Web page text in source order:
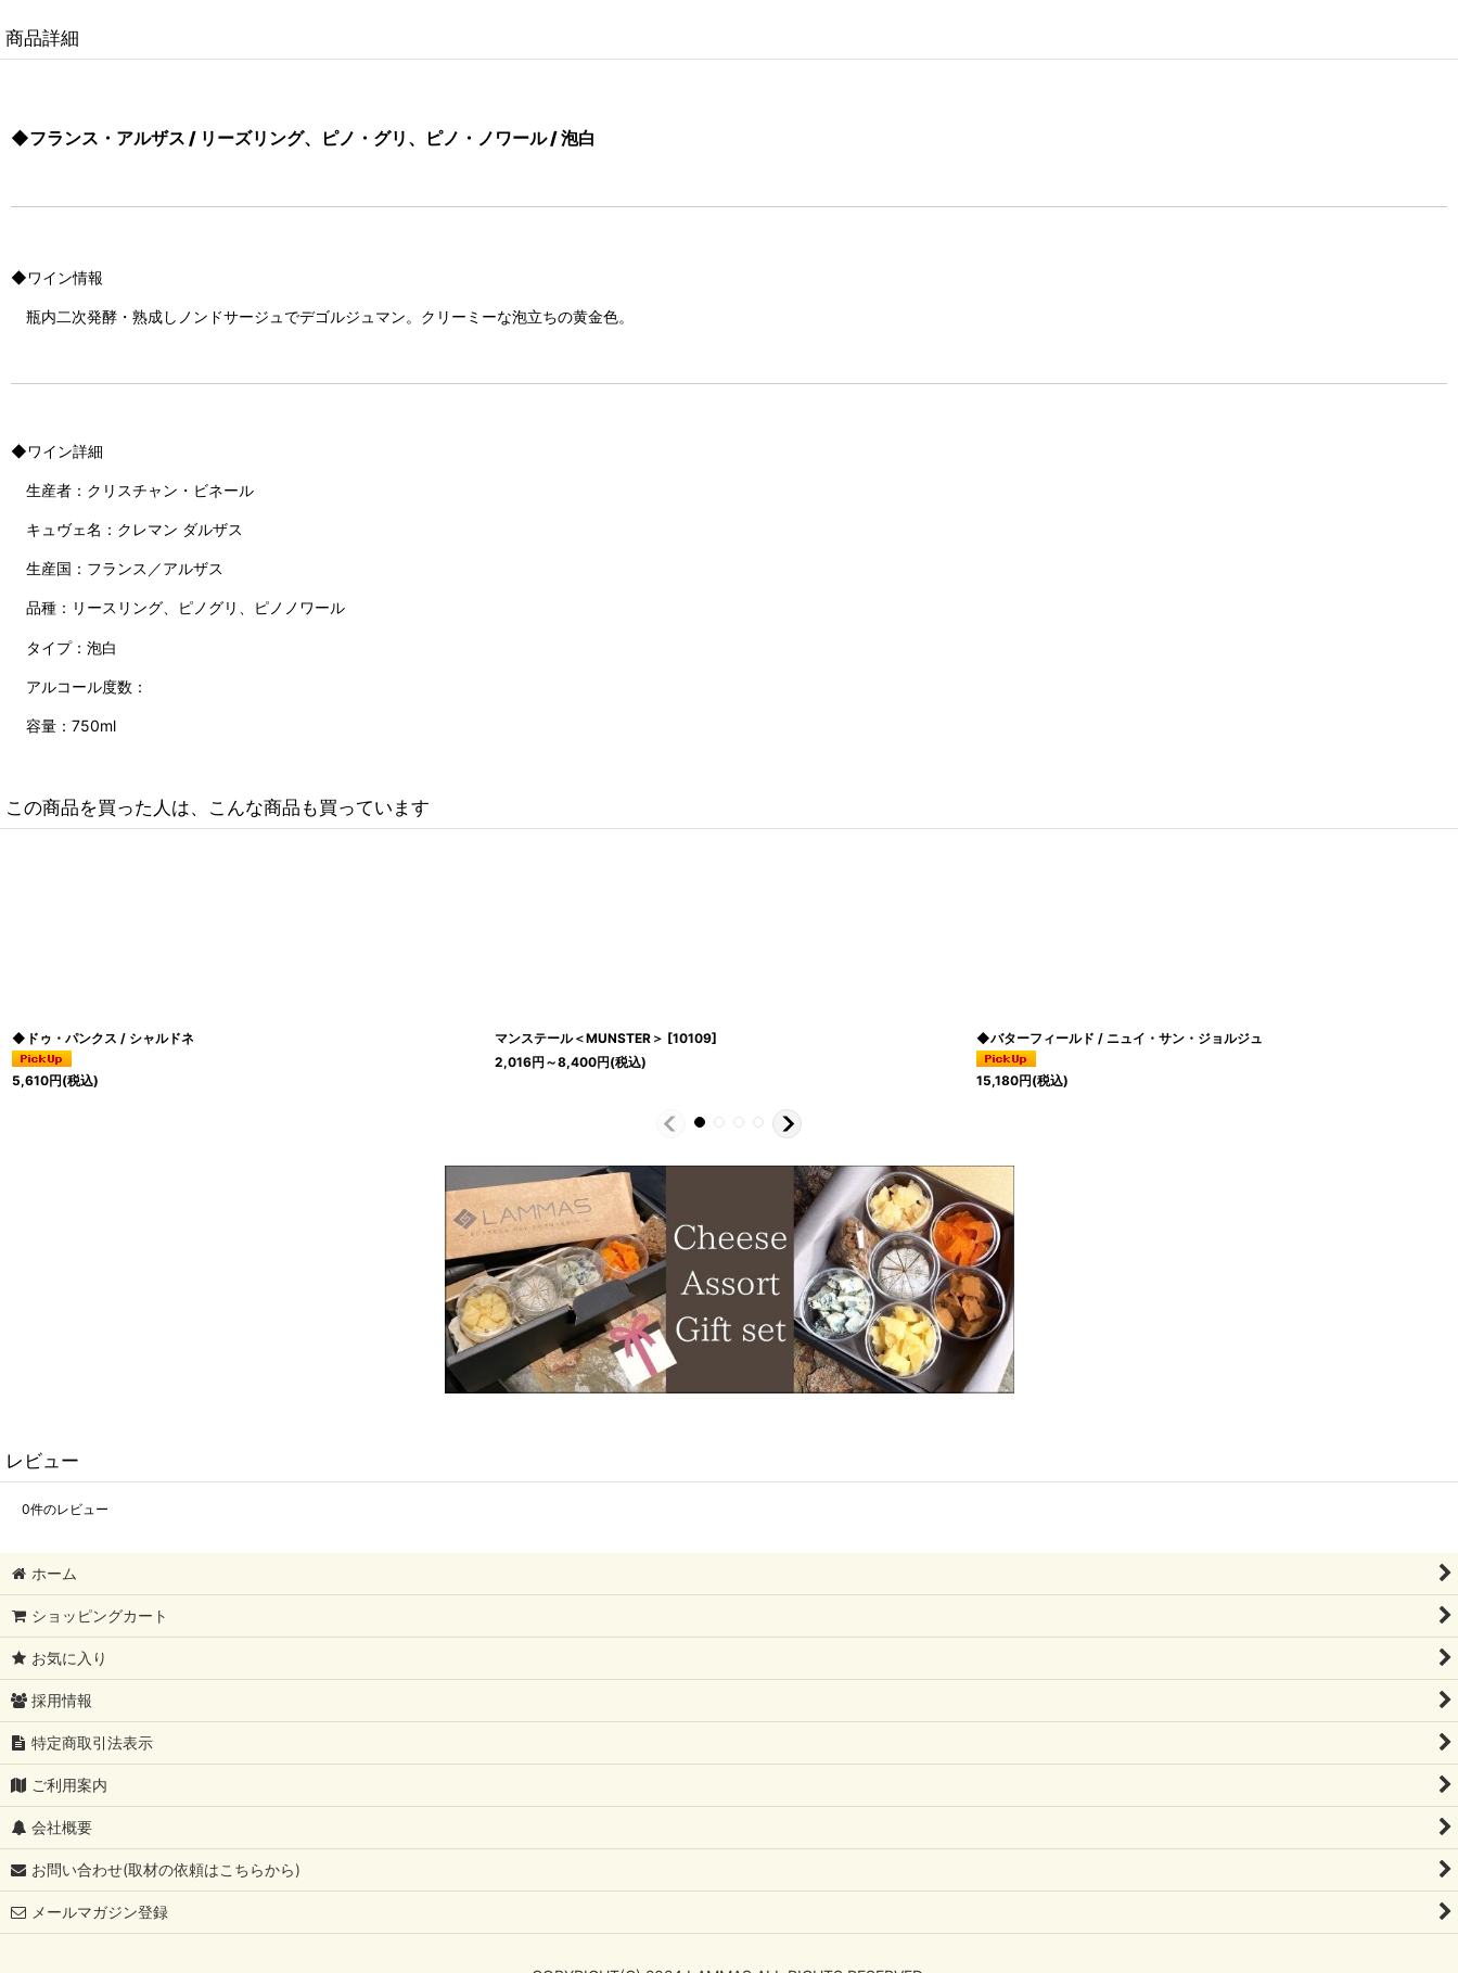
商品詳細
◆フランス・アルザス / リーズリング、ピノ・グリ、ピノ・ノワール/ 泡白
◆ワイン情報
瓶内二次発酵・熟成しノンドサージュでデゴルジュマン。クリーミーな泡立ちの黄金色。
◆ワイン詳細
生産者：クリスチャン・ビネール
キュヴェ名：クレマン ダルザス
生産国：フランス／アルザス
品種：リースリング、ピノグリ、ピノノワール
タイプ：泡白
アルコール度数：
容量：750ml
この商品を買った人は、こんな商品も買っています
◆ドゥ・パンクス / シャルドネ
5,610円(税込)
マンステール＜MUNSTER＞ [10109]
2,016円 ～8,400円(税込)
◆バターフィールド / ニュイ・サン・ジョルジュ
15,180円(税込)
レビュー
0件のレビュー
ホーム
ショッピングカート
お気に入り
採用情報
特定商取引法表示
ご利用案内
会社概要
お問い合わせ(取材の依頼はこちらから)
メールマガジン登録